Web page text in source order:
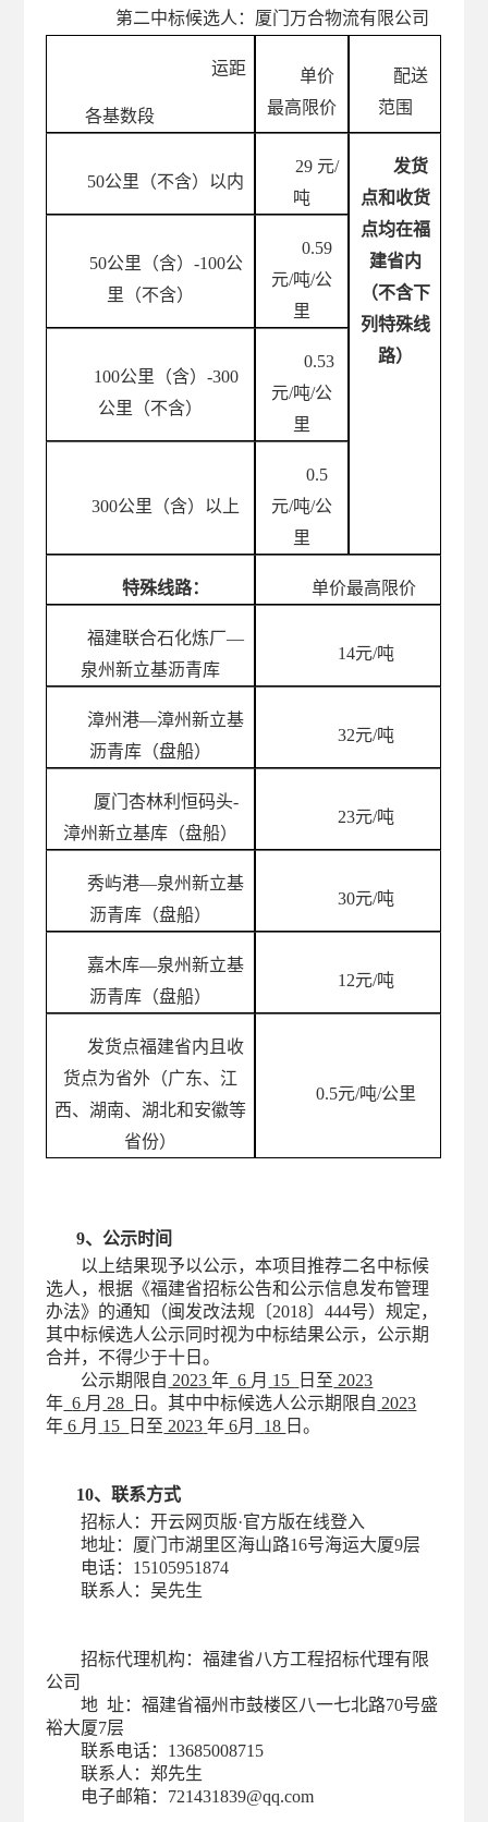
第二中标候选人： 厦门万合物流有限公司
运距
各基数段
单价
最高限价
配送
范围
50公里（不含）以内
29 元/
吨
发货
点和收货
点均在福
建省内
（不含下
列特殊线
路）
50公里（含）-100公
里（不含）
0.59
元/吨/公
里
100公里（含）-300
公里（不含）
0.53
元/吨/公
里
300公里（含）以上
0.5
元/吨/公
里
特殊线路： 单价最高限价
福建联合石化炼厂—
泉州新立基沥青库
14元/吨
漳州港—漳州新立基
沥青库（盘船）
32元/吨
厦门杏林利恒码头-
漳州新立基库（盘船）
23元/吨
秀屿港—泉州新立基
沥青库（盘船）
30元/吨
嘉木库—泉州新立基
沥青库（盘船）
12元/吨
发货点福建省内且收
货点为省外（广东、江
西、湖南、湖北和安徽等
省份）
0.5元/吨/公里
9、公示时间
以上结果现予以公示，本项目推荐二名中标候
选人，根据 《福建省招标公告和公示信息发布管理
办法》的通知（闽发改法规〔2018〕444号）规定，
其中标候选人公示同时视为中标结果公示，公示期
合并，不得少于十日。
公示期限自 2023年 6 月 15 日至 2023
年 6 月 28 日。其中中标候选人公示期限自 2023
年 6 月 15 日至 2023 年 6月 18 日。
10、联系方式
招标人：开云网页版·官方版在线登入
地址： 厦门市湖里区海山路16号海运大厦9层
电话： 15105951874
联系人：吴先生
招标代理机构：福建省八方工程招标代理有限
公司
地 址：福建省福州市鼓楼区八一七北路70号盛
裕大厦7层
联系电话： 13685008715
联系人：郑先生
电子邮箱： 721431839@qq.com